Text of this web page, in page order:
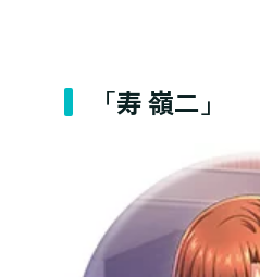
「寿 嶺二」